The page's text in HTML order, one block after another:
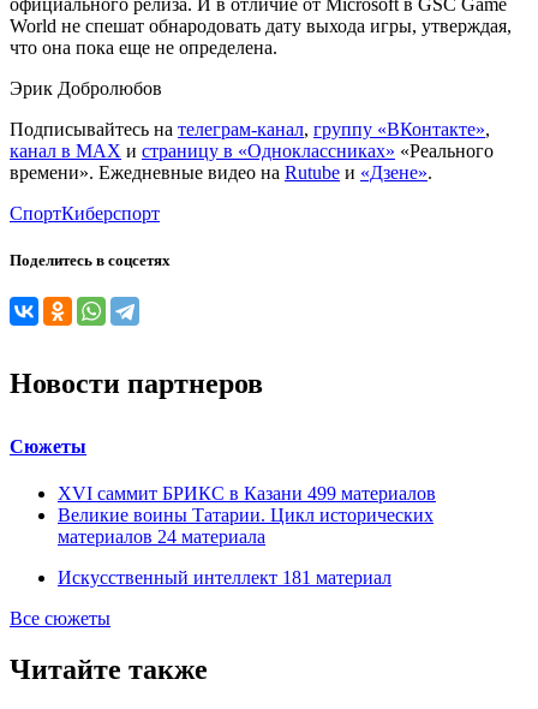
World не спешат обнародовать дату выхода игры, утверждая,
что она пока еще не определена.
Эрик Добролюбов
Подписывайтесь на телеграм-канал, группу «ВКонтакте»,
канал в MAX и страницу в «Одноклассниках» «Реального
времени». Ежедневные видео на Rutube и «Дзене».
СпортКиберспорт
Поделитесь в соцсетях
Новости партнеров
Сюжеты
XVI саммит БРИКС в Казани 499 материалов
Великие воины Татарии. Цикл исторических
материалов 24 материала
Искусственный интеллект 181 материал
Все сюжеты
Читайте также